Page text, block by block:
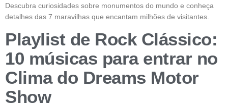
Descubra curiosidades sobre monumentos do mundo e conheça
detalhes das 7 maravilhas que encantam milhões de visitantes.
Playlist de Rock Clássico:
10 músicas para entrar no
Clima do Dreams Motor
Show